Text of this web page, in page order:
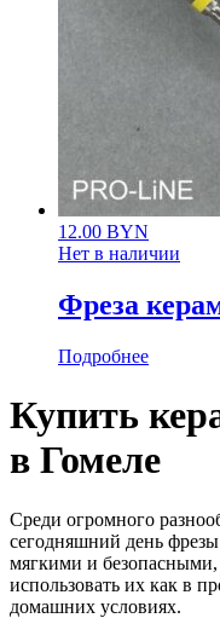
12.00 BYN
Нет в наличии
Фреза
Подробнее
Купить
в Гомеле
Среди огромного
сегодняшний день
мягкими и
использовать их как в
домашних условиях.